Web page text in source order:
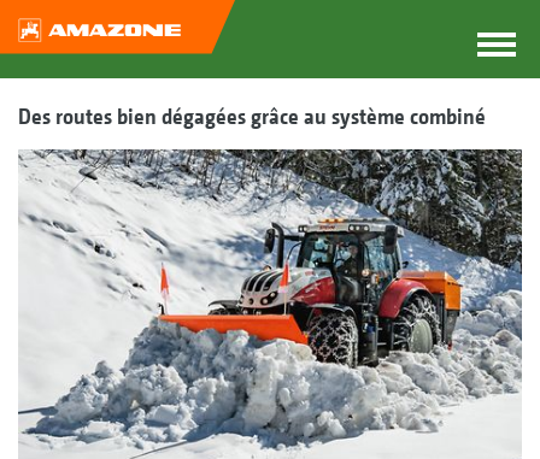
Des routes bien dégagées grâce au système combiné